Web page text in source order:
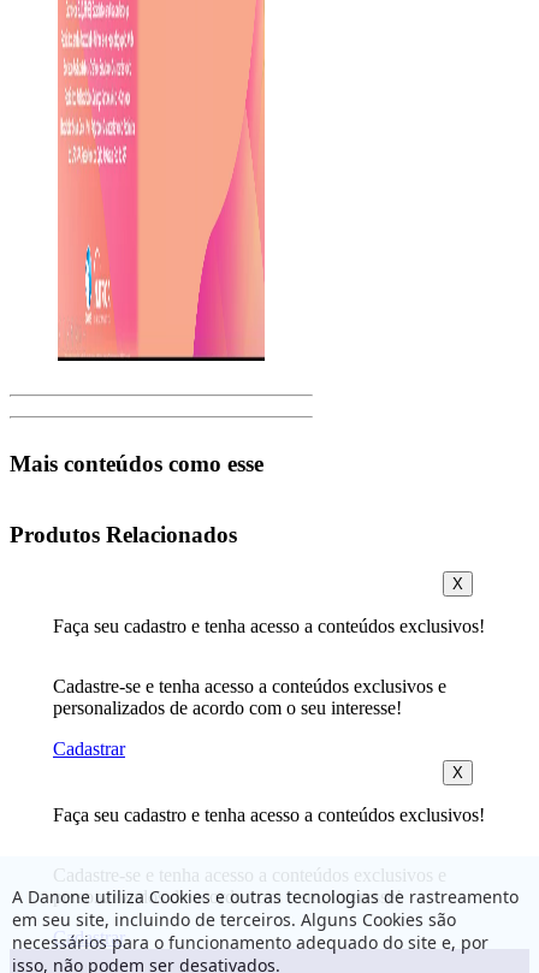
Mais conteúdos como esse
Produtos Relacionados
X
Faça seu cadastro e tenha acesso a conteúdos exclusivos!
Cadastre-se e tenha acesso a conteúdos exclusivos e
personalizados de acordo com o seu interesse!
Cadastrar
X
Faça seu cadastro e tenha acesso a conteúdos exclusivos!
Cadastre-se e tenha acesso a conteúdos exclusivos e
personalizados de acordo com o seu interesse!
Cadastrar
A Danone utiliza Cookies e outras tecnologias de rastreamento
em seu site, incluindo de terceiros. Alguns Cookies são
necessários para o funcionamento adequado do site e, por
isso, não podem ser desativados.